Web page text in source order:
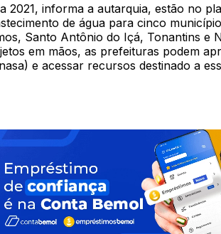
2021, informa a autarquia, estão no
de água para cinco
Santo Antônio do Içá, Tonantins e
em mãos, as prefeituras podem
e acessar recursos destinado a